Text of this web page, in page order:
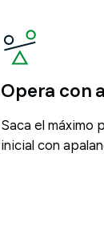
Opera con
Saca el máximo
inicial con